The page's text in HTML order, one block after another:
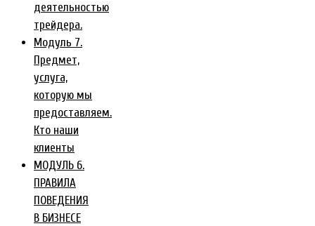
деятельностью
трейдера.
Модуль 7.
Предмет,
услуга,
которую мы
предоставляем.
Кто наши
клиенты
МОДУЛЬ 6.
ПРАВИЛА
ПОВЕДЕНИЯ
В БИЗНЕСЕ